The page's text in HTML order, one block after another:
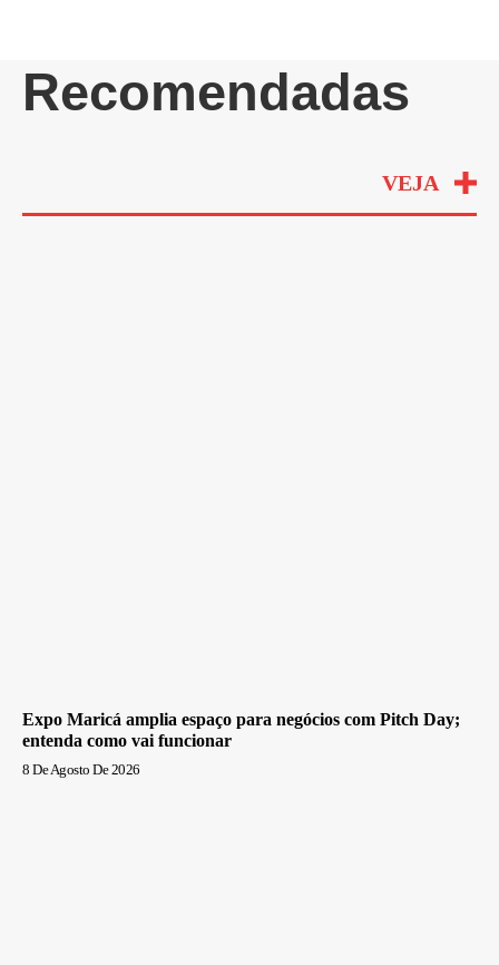
Recomendadas
VEJA
Expo Maricá amplia espaço para negócios com Pitch Day;
entenda como vai funcionar
8 De Agosto De 2026